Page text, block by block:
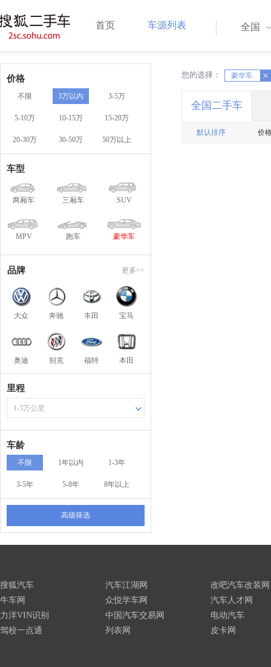
首页 车源列表 全国
价格
不限 3万以内 3-5万
5-10万 10-15万 15-20万
20-30万 30-50万 50万以上
车型
两厢车 三厢车 SUV
MPV 跑车 豪华车
品牌 更多>>
大众 奔驰 丰田 宝马
奥迪 别克 福特 本田
里程
1-3万公里
车龄
不限 1年以内 1-3年
3-5年 5-8年 8年以上
高级筛选
您的选择： 豪华车
X X
全国二手车
默认排序 价
搜狐汽车
牛车网
力洋VIN识别
驾校一点通
汽车江湖网
众悦学车网
中国汽车交易网
列表网
改吧汽车改装网
汽车人才网
电动汽车
皮卡网